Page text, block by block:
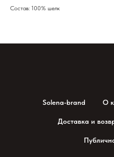
Состав: 100% шелк
Solena-brand О
Доставка и